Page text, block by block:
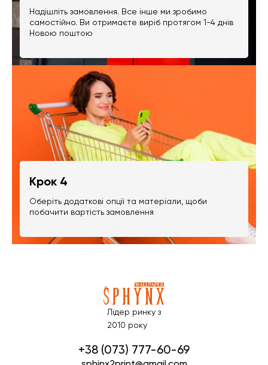
Надішліть замовлення. Все інше ми зробимо
самостійно. Ви отримаєте виріб протягом 1-4 днів
Новою поштою
Крок 4
Оберіть додаткові опції та матеріали, щоби
побачити вартість замовлення
Лідер ринку з
2010 року
+38 (073) 777-60-69